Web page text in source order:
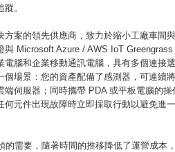
。
方案的領先供應商，致力於縮小工廠車間
與 Microsoft Azure / AWS IoT
電腦和企業移動通訊電腦，具有多個連
個場景：您的資產配備了感測器，可連續
端伺服器；同時攜帶 PDA 或平板電腦的
何元件出現故障時立即採取行動以避免進
的需要，隨著時間的推移降低了運營成本